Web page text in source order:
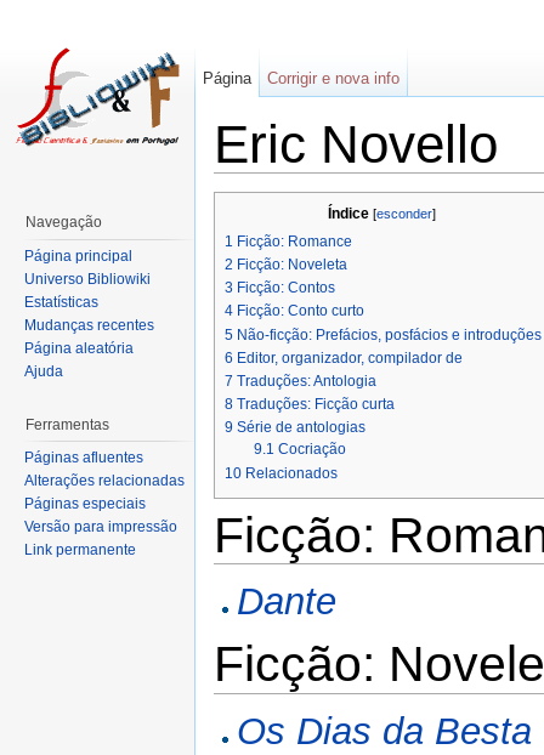
Eric Novello
Índice[esconder]
1 Ficção: Romance
2 Ficção: Noveleta
3 Ficção: Contos
4 Ficção: Conto curto
5 Não-ficção: Prefácios, posfácios e introduções
6 Editor, organizador, compilador de
7 Traduções: Antologia
8 Traduções: Ficção curta
9 Série de antologias
9.1 Cocriação
10 Relacionados
Ficção:
Dante
Ficção:
Os Dias da Besta
Página Corrigir e nova info
Navegação
Página principal
Universo Bibliowiki
Estatísticas
Mudanças recentes
Página aleatória
Ajuda
Ferramentas
Páginas afluentes
Alterações relacionadas
Páginas especiais
Versão para impressão
Link permanente